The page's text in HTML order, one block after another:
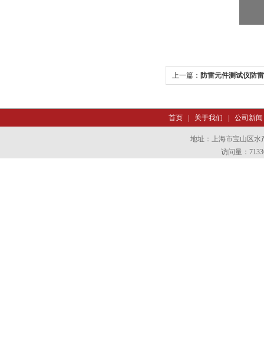
上一篇： 防雷元件测试仪防
首页| 关于我们 公司新闻
地址：上海市宝山区水
访问量：